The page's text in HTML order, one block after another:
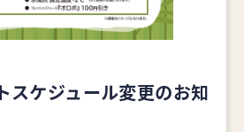
スケジュール変更のお知